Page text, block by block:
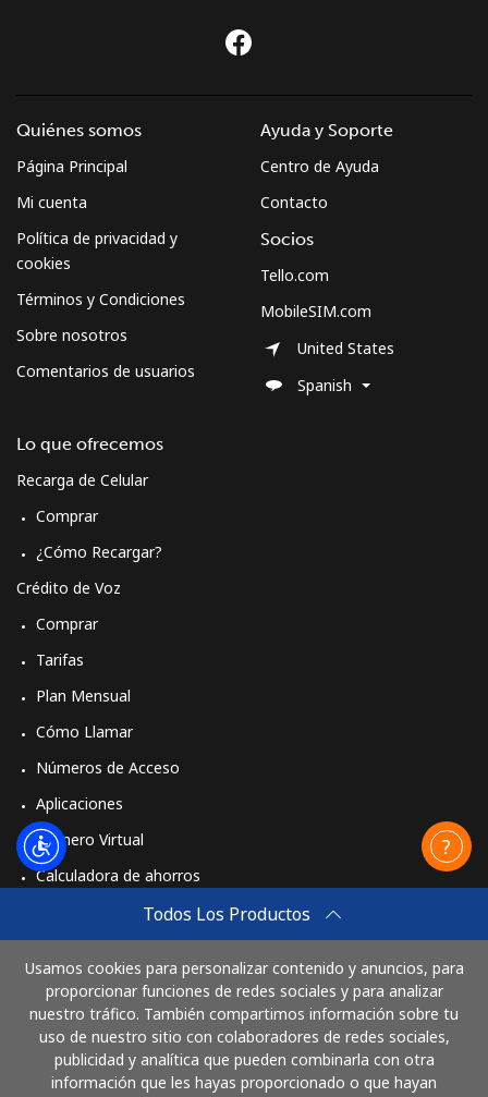
Todos Los Productos
Usamos cookies para personalizar contenido y anuncios, para
proporcionar funciones de redes sociales y para analizar
nuestro tráfico. También compartimos información sobre tu
uso de nuestro sitio con colaboradores de redes sociales,
publicidad y analítica que pueden combinarla con otra
información que les hayas proporcionado o que hayan
Quiénes somos
Página Principal
Mi cuenta
Política de privacidad y
cookies
Términos y Condiciones
Sobre nosotros
Comentarios de usuarios
Lo que ofrecemos
Recarga de Celular
Comprar
¿Cómo Recargar?
Crédito de Voz
Comprar
Tarifas
Plan Mensual
Cómo Llamar
Números de Acceso
Aplicaciones
Número Virtual
Calculadora de ahorros
Comprar
Cómo funciona
Ayuda y Soporte
Centro de Ayuda
Contacto
Socios
Tello.com
MobileSIM.com
United States
Spanish
Paga con